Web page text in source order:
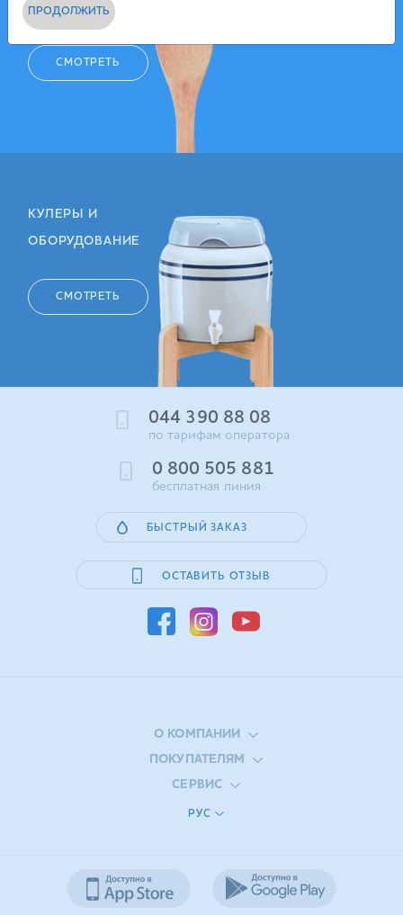
ПОСУДА
СМОТРЕТЬ
КУЛЕРЫ И
ОБОРУДОВАНИЕ
СМОТРЕТЬ
044 390 88 08
по тарифам оператора
0 800 505 881
бесплатная линия
БЫСТРЫЙ ЗАКАЗ
ОСТАВИТЬ ОТЗЫВ
О КОМПАНИИ
ПОКУПАТЕЛЯМ
СЕРВИС
РУС
ПРОДОЛЖИТЬ